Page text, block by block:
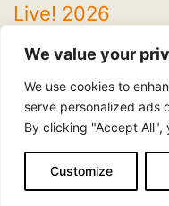
We value your
We use cookies to
serve personalized ads
By clicking "Accept All",
Customize
Live! 2026
Mandagstip:
op
Følg os
LinkedIn
Facebook
Instagram